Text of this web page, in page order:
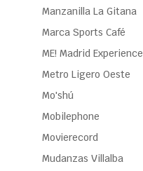
Manzanilla La Gitana
Marca Sports Café
ME! Madrid Experience
Metro Ligero Oeste
Mo'shú
Mobilephone
Movierecord
Mudanzas Villalba